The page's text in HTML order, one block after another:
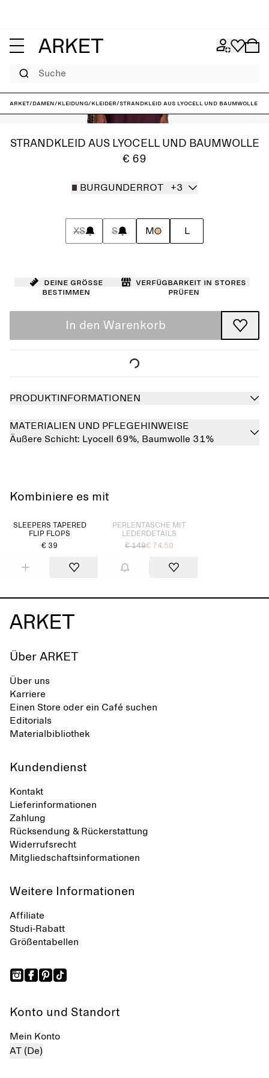
Suche
ARKET/Damen/Kleidung/Kleider/Strandkleid aus Lyocell und Baumwolle
STRANDKLEID AUS LYOCELL UND BAUMWOLLE
€ 69
BURGUNDERROT +3
XS S M L
Deine Größe
bestimmen
Verfügbarkeit in Stores
prüfen
In den Warenkorb
PRODUKTINFORMATIONEN
MATERIALIEN UND PFLEGEHINWEISE
Äußere Schicht: Lyocell 69%, Baumwolle 31%
Kombiniere es mit
SLEEPERS TAPERED
FLIP FLOPS
€ 39
PERLENTASCHE MIT
LEDERDETAILS
€ 149€ 74.50
Über ARKET
Über uns
Karriere
Einen Store oder ein Café suchen
Editorials
Materialbibliothek
Kundendienst
Kontakt
Lieferinformationen
Zahlung
Rücksendung & Rückerstattung
Widerrufsrecht
Mitgliedschaftsinformationen
Weitere Informationen
Affiliate
Studi-Rabatt
Größentabellen
Konto und Standort
Mein Konto
AT (De)